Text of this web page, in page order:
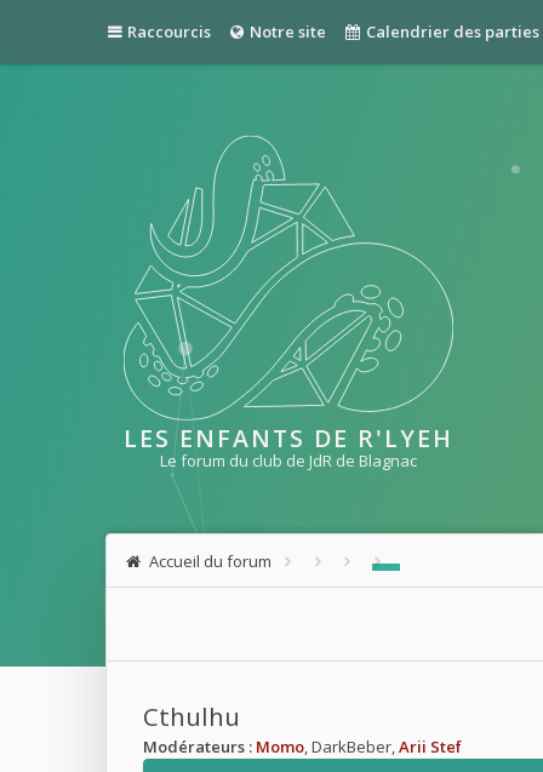
Raccourcis Notre site Calendrier des parties
LES ENFANTS DE R'LYEH
Le forum du club de JdR de Blagnac
Accueil du forum
Cthulhu
Modérateurs : Momo,DarkBeber,Arii Stef